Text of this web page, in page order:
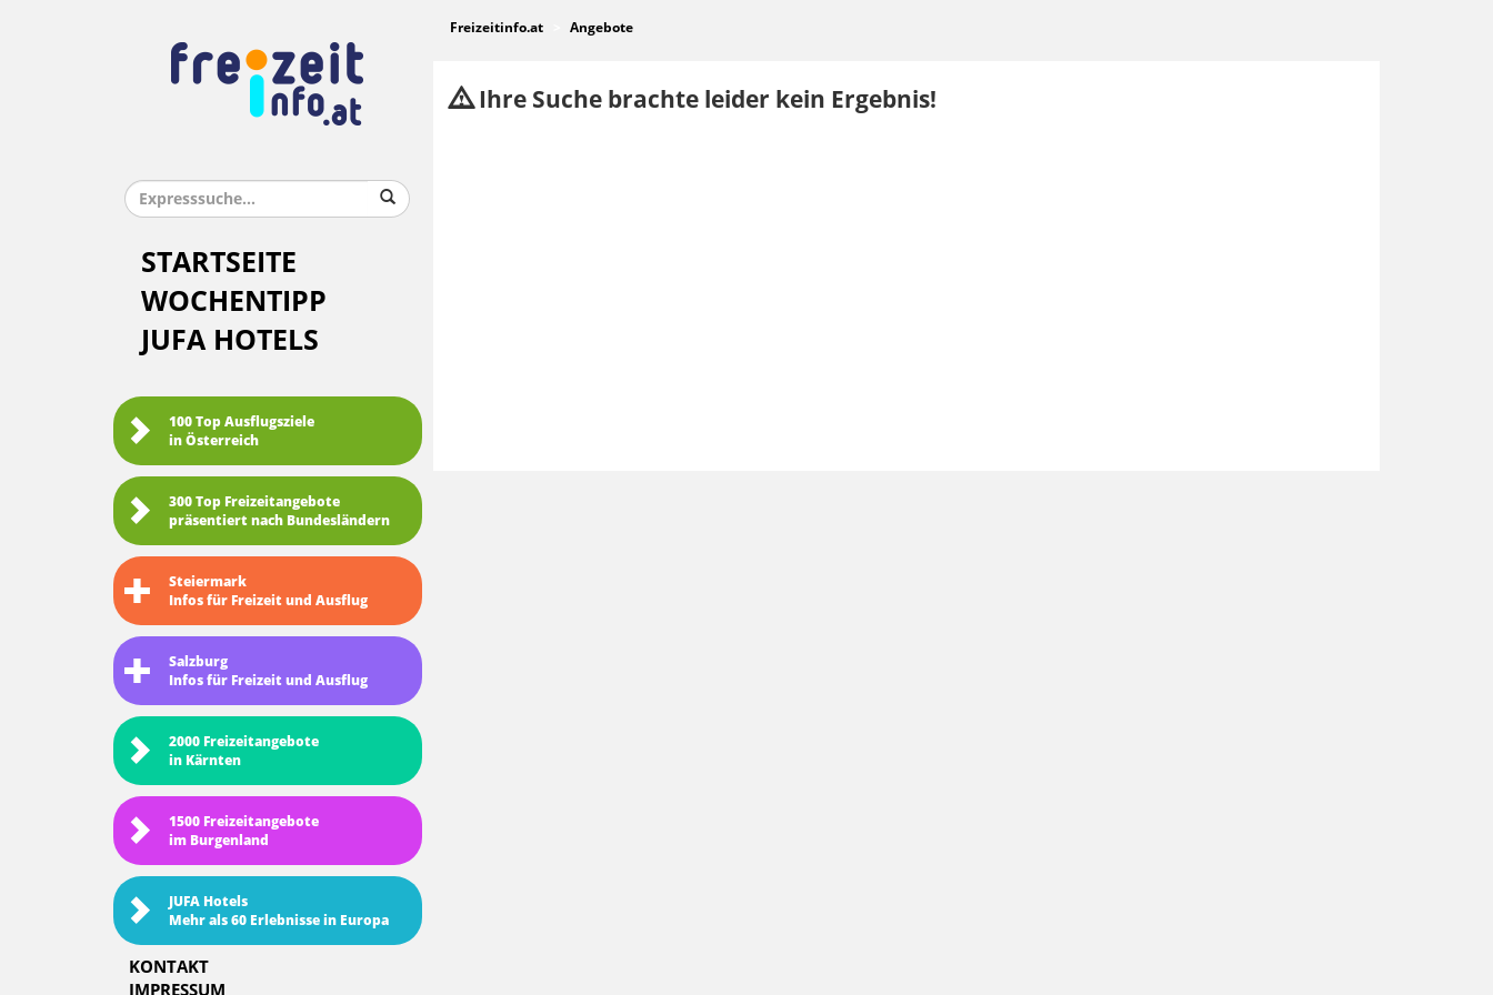
STARTSEITE
WOCHENTIPP
JUFA HOTELS
100 Top Ausflugsziele
in Österreich
300 Top Freizeitangebote
präsentiert nach Bundesländern
Steiermark
Infos für Freizeit und Ausflug
Salzburg
Infos für Freizeit und Ausflug
2000 Freizeitangebote
in Kärnten
1500 Freizeitangebote
im Burgenland
JUFA Hotels
Mehr als 60 Erlebnisse in Europa
KONTAKT
IMPRESSUM
Freizeitinfo.at Angebote
Ihre Suche brachte leider kein Ergebnis!